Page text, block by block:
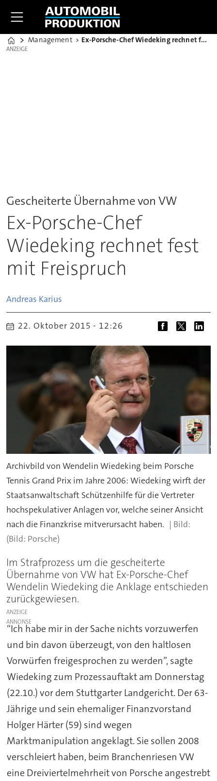
Home
Management Ex-Porsche-Chef Wiedeking rechnet fest mit Freispruch
ANZEIGE
ANZEIGE
Gescheiterte Übernahme von VW
Ex-Porsche-Chef
Wiedeking rechnet fest
mit Freispruch
Andreas Karius
22. Oktober 2015 - 12:26
Archivbild von Wendelin Wiedeking beim Porsche
Tennis Grand Prix im Jahre 2006: Wiedeking wirft der
Staatsanwaltschaft Schützenhilfe für die Vertreter
hochspekulativer Anlagen vor, welche seiner Ansicht
nach die Finanzkrise mitverursacht haben.
(Bild: Porsche)
Im Strafprozess um die gescheiterte
Übernahme von VW hat Ex-Porsche-Chef
Wendelin Wiedeking die Anklage entschieden
zurückgewiesen.
ANZEIGE
“Ich habe mir in der Sache nichts vorzuwerfen
und bin davon überzeugt, von den haltlosen
Vorwürfen freigesprochen zu werden”, sagte
Wiedeking zum Prozessauftakt am Donnerstag
(22.10.) vor dem Stuttgarter Landgericht. Der 63-
Jährige und sein ehemaliger Finanzvorstand
Holger Härter (59) sind wegen
Marktmanipulation angeklagt. Sie sollen 2008
verschleiert haben, beim Branchenriesen VW
eine Dreiviertelmehrheit von Porsche angestrebt